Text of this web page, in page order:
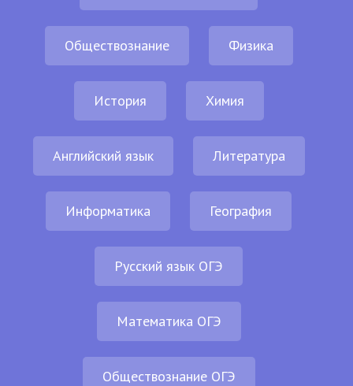
Обществознание Физика
История Химия
Английский язык Литература
Информатика География
Русский язык ОГЭ
Математика ОГЭ
Обществознание ОГЭ